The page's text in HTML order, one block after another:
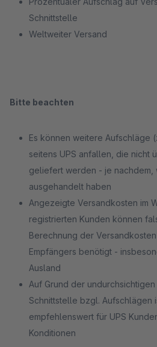
Schnittstelle
Weltweiter Versand
Bitte beachten
Es können weitere Aufschläge
seitens UPS anfallen, die nicht
geliefert werden - je nachdem,
ausgehandelt haben
Angezeigte Versandkosten im
registrierten Kunden können
Berechnung der
Empfängers benötigt -
Ausland
Auf Grund der undurchsichtigen
Schnittstelle bzgl. Aufschlägen
empfehlenswert für UPS
Konditionen